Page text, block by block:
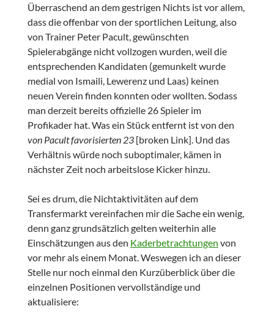
Überraschend an dem gestrigen Nichts ist vor allem,
dass die offenbar von der sportlichen Leitung, also
von Trainer Peter Pacult, gewünschten
Spielerabgänge nicht vollzogen wurden, weil die
entsprechenden Kandidaten (gemunkelt wurde
medial von Ismaili, Lewerenz und Laas) keinen
neuen Verein finden konnten oder wollten. Sodass
man derzeit bereits offizielle 26 Spieler im
Profikader hat. Was ein Stück entfernt ist von den
von Pacult favorisierten 23[broken Link]. Und das
Verhältnis würde noch suboptimaler, kämen in
nächster Zeit noch arbeitslose Kicker hinzu.
Sei es drum, die Nichtaktivitäten auf dem
Transfermarkt vereinfachen mir die Sache ein wenig,
denn ganz grundsätzlich gelten weiterhin alle
Einschätzungen aus den Kaderbetrachtungen von
vor mehr als einem Monat. Weswegen ich an dieser
Stelle nur noch einmal den Kurzüberblick über die
einzelnen Positionen vervollständige und
aktualisiere: